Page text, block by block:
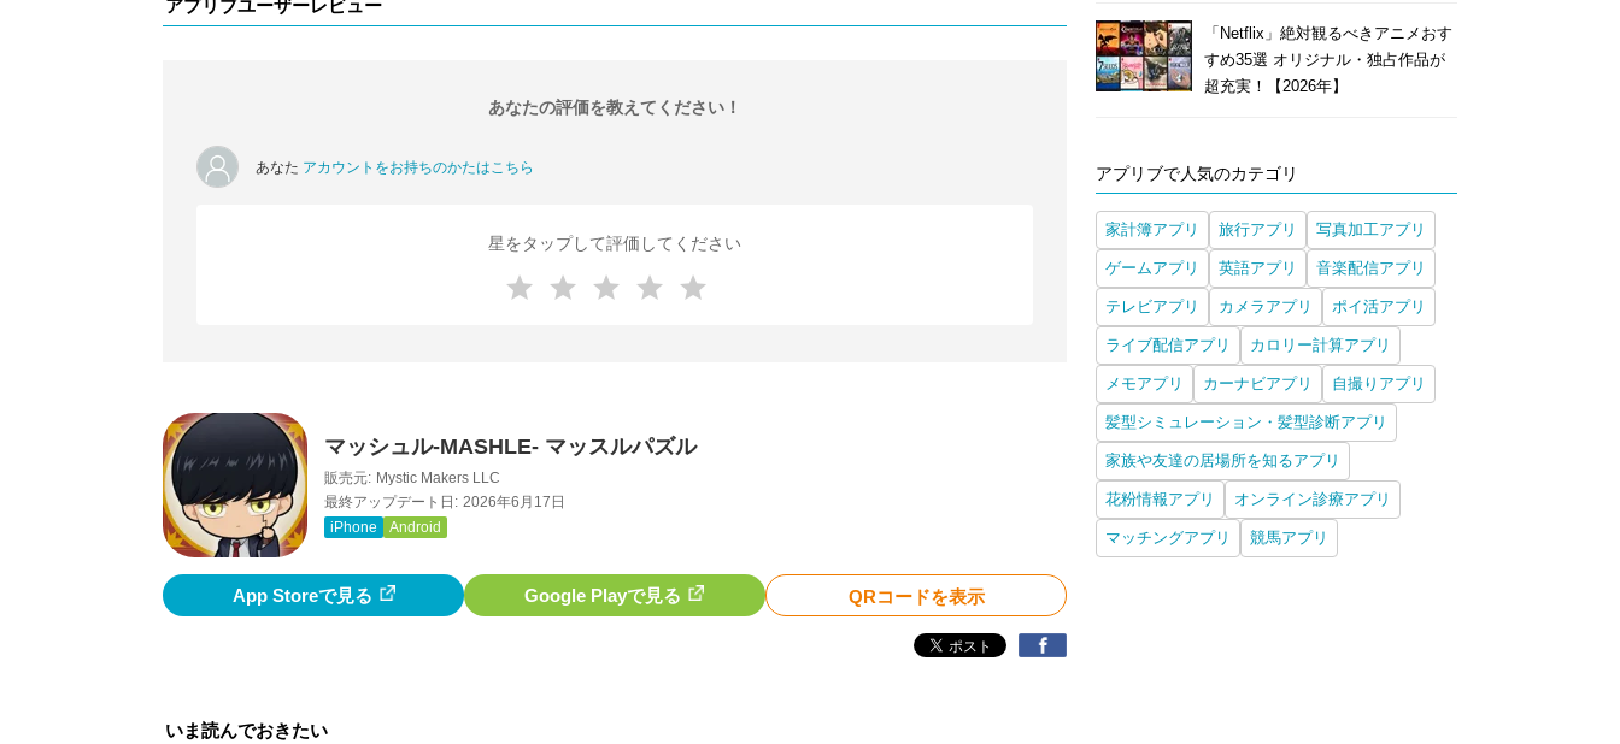
アプリブユーザーレビュー
あなたの評価を教えてください！
あなた アカウントをお持ちのかたはこちら
星をタップして評価してください
マッシュル-MASHLE- マッスルパズル
販売元: Mystic Makers LLC
最終アップデート日: 2026年6月17日
iPhone
Android
App Storeで見る Google Playで見る QRコードを表示
いま読んでおきたい
「Netflix」絶対観るべきアニメおす
すめ35選 オリジナル・独占作品が
超充実！【2026年】
アプリブで人気のカテゴリ
家計簿アプリ 旅行アプリ 写真加工アプリ
ゲームアプリ 英語アプリ 音楽配信アプリ
テレビアプリ カメラアプリ ポイ活アプリ
ライブ配信アプリ カロリー計算アプリ
メモアプリ カーナビアプリ 自撮りアプリ
髪型シミュレーション・髪型診断アプリ
家族や友達の居場所を知るアプリ
花粉情報アプリ オンライン診療アプリ
マッチングアプリ 競馬アプリ